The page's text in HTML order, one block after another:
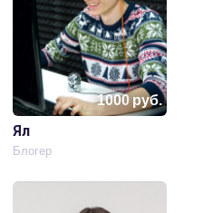
1000руб.
Ял
Блогер